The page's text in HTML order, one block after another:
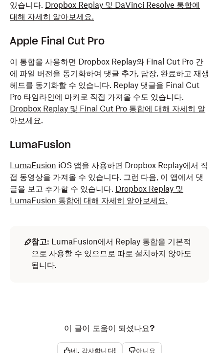
있습니다. Dropbox Replay 및 DaVinci Resolve 통합에
대해 자세히 알아보세요.
Apple Final Cut Pro
이 통합을 사용하면 Dropbox Replay와 Final Cut Pro 간
에 파일 버전을 동기화하여 댓글 추가, 답장, 완료하고 재생
헤드를 동기화할 수 있습니다. Replay 댓글을 Final Cut
Pro 타임라인에 마커로 직접 가져올 수도 있습니다.
Dropbox Replay 및 Final Cut Pro 통합에 대해 자세히 알
아보세요.
LumaFusion
LumaFusion iOS 앱을 사용하면 Dropbox Replay에서 직
접 동영상을 가져올 수 있습니다. 그런 다음, 이 앱에서 댓
글을 보고 추가할 수 있습니다. Dropbox Replay 및
LumaFusion 통합에 대해 자세히 알아보세요.
참고: LumaFusion에서 Replay 통합을 기본적
으로 사용할 수 있으므로 따로 설치하지 않아도
됩니다.
이 글이 도움이 되셨나요?
네, 감사합니다! 아니요